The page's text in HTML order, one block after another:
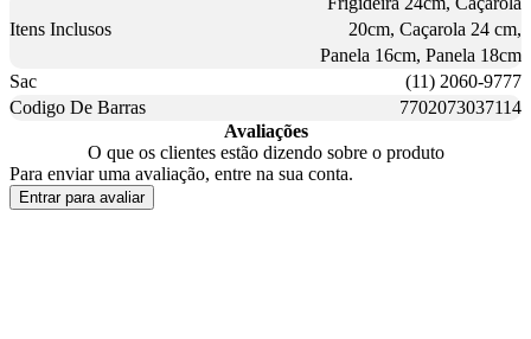
Itens Inclusos
20cm, Caçarola 24 cm,
Panela 16cm, Panela 18cm
Sac
(11) 2060-9777
Codigo De Barras
7702073037114
Avaliações
O que os clientes estão dizendo sobre o produto
Para enviar uma avaliação, entre na sua conta.
Entrar para avaliar